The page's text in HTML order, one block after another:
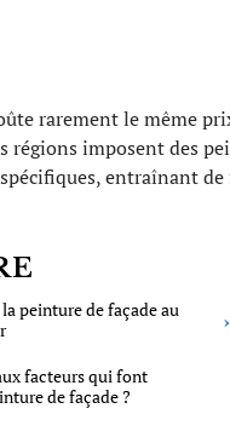
rarement le même
régions imposent des
entraînant
peinture de façade au
facteurs qui font
de façade ?